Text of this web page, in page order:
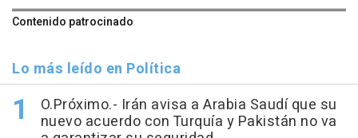
Contenido patrocinado
Lo más leído en Política
O.Próximo.- Irán avisa a Arabia Saudí que su
nuevo acuerdo con Turquía y Pakistán no va